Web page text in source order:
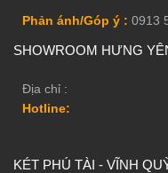
Phản ánh/Góp ý : 0913
SHOWROOM HƯNG
Địa chỉ :
Hotline:
KÉT PHÚ TÀI - VĨNH